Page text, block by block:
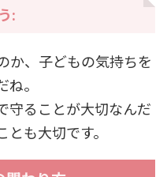
:
か、子どもの気持ちを
。
守ることが大切なんだ
も大切です。